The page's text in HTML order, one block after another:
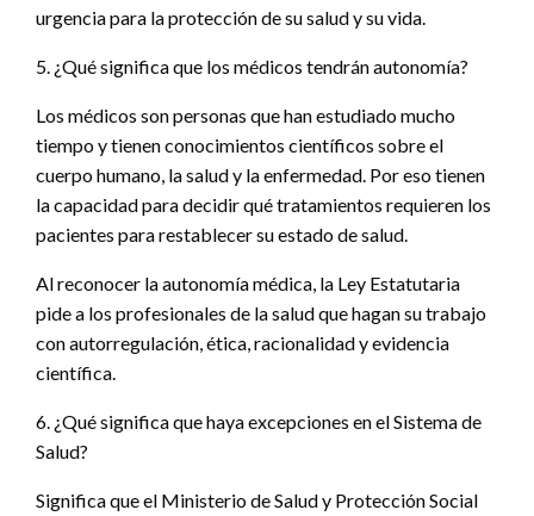
urgencia para la protección de su salud y su vida.
5. ¿Qué significa que los médicos tendrán autonomía?
Los médicos son personas que han estudiado mucho
tiempo y tienen conocimientos científicos sobre el
cuerpo humano, la salud y la enfermedad. Por eso tienen
la capacidad para decidir qué tratamientos requieren los
pacientes para restablecer su estado de salud.
Al reconocer la autonomía médica, la Ley Estatutaria
pide a los profesionales de la salud que hagan su trabajo
con autorregulación, ética, racionalidad y evidencia
científica.
6. ¿Qué significa que haya excepciones en el Sistema de
Salud?
Significa que el Ministerio de Salud y Protección Social